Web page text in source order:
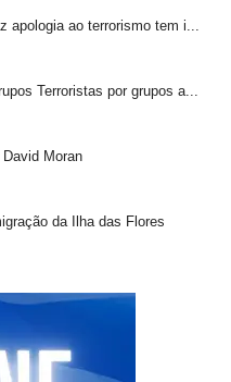
apologia ao terrorismo tem i...
Terroristas por grupos a...
Moran
da Ilha das Flores